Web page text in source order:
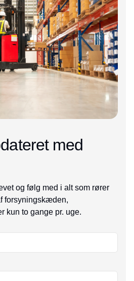
med
og følg med i alt som rører
forsyningskæden,
kun to gange pr. uge.